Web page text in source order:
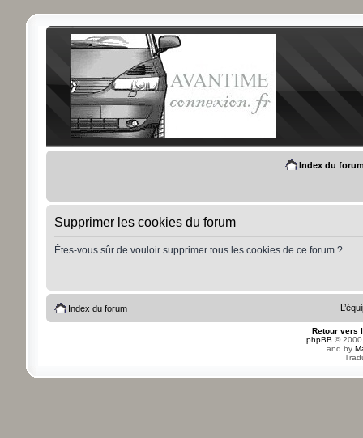
Index du
Supprimer les cookies du forum
Êtes-vous sûr de vouloir supprimer tous les cookies de ce forum ?
Index du forum
Retour vers
phpBB ©
and by